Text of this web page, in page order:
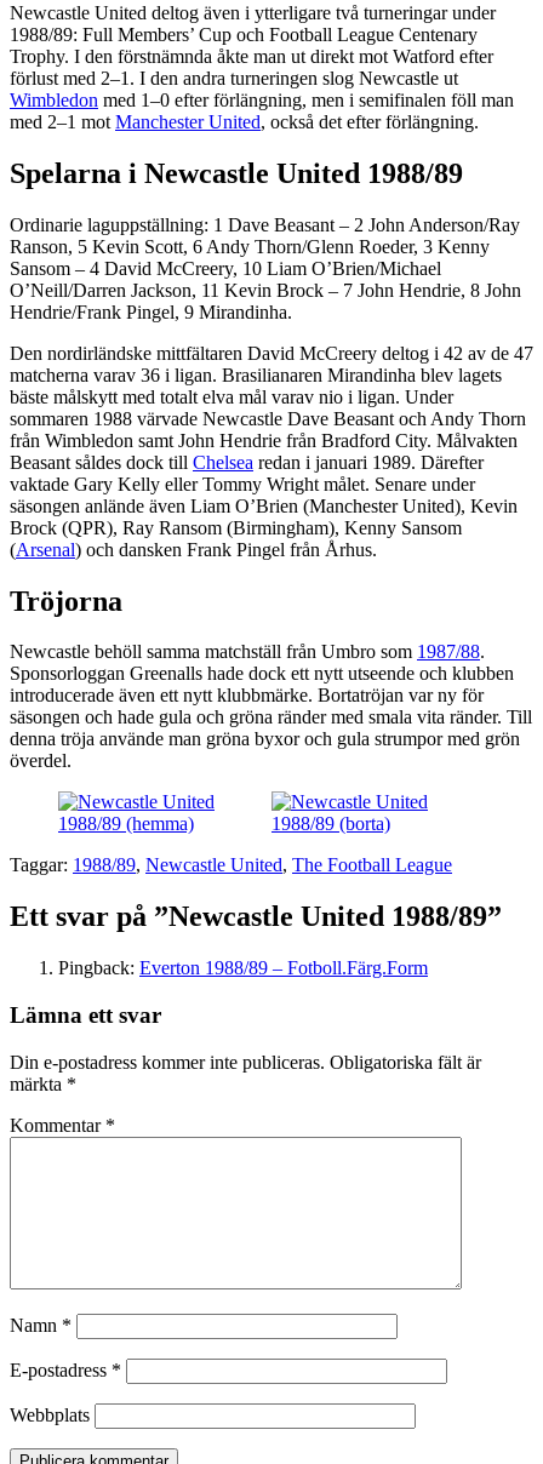
Newcastle United deltog även i ytterligare två turneringar under
1988/89: Full Members’ Cup och Football League Centenary
Trophy. I den förstnämnda åkte man ut direkt mot Watford efter
förlust med 2–1. I den andra turneringen slog Newcastle ut
Wimbledon med 1–0 efter förlängning, men i semifinalen föll man
med 2–1 mot Manchester United, också det efter förlängning.
Spelarna i Newcastle United 1988/89
Ordinarie laguppställning: 1 Dave Beasant – 2 John Anderson/Ray
Ranson, 5 Kevin Scott, 6 Andy Thorn/Glenn Roeder, 3 Kenny
Sansom – 4 David McCreery, 10 Liam O’Brien/Michael
O’Neill/Darren Jackson, 11 Kevin Brock – 7 John Hendrie, 8 John
Hendrie/Frank Pingel, 9 Mirandinha.
Den nordirländske mittfältaren David McCreery deltog i 42 av de 47
matcherna varav 36 i ligan. Brasilianaren Mirandinha blev lagets
bäste målskytt med totalt elva mål varav nio i ligan. Under
sommaren 1988 värvade Newcastle Dave Beasant och Andy Thorn
från Wimbledon samt John Hendrie från Bradford City. Målvakten
Beasant såldes dock till Chelsea redan i januari 1989. Därefter
vaktade Gary Kelly eller Tommy Wright målet. Senare under
säsongen anlände även Liam O’Brien (Manchester United), Kevin
Brock (QPR), Ray Ransom (Birmingham), Kenny Sansom
(Arsenal) och dansken Frank Pingel från Århus.
Tröjorna
Newcastle behöll samma matchställ från Umbro som 1987/88.
Sponsorloggan Greenalls hade dock ett nytt utseende och klubben
introducerade även ett nytt klubbmärke. Bortatröjan var ny för
säsongen och hade gula och gröna ränder med smala vita ränder. Till
denna tröja använde man gröna byxor och gula strumpor med grön
överdel.
Taggar: 1988/89, Newcastle United, The Football League
Ett svar på ”Newcastle United 1988/89”
Pingback: Everton 1988/89 – Fotboll.Färg.Form
Lämna ett svar
Din e-postadress kommer inte publiceras. Obligatoriska fält är
märkta *
Kommentar *
Namn *
E-postadress *
Webbplats